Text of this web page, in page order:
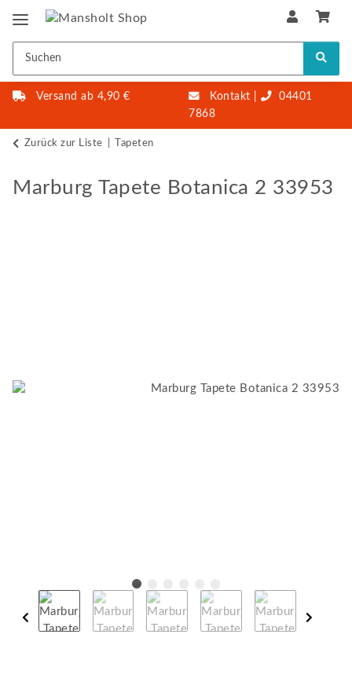
Versand ab 4,90 € Kontakt
04401
7868
Zurück zur Liste Tapeten
Marburg Tapete Botanica 2 33953